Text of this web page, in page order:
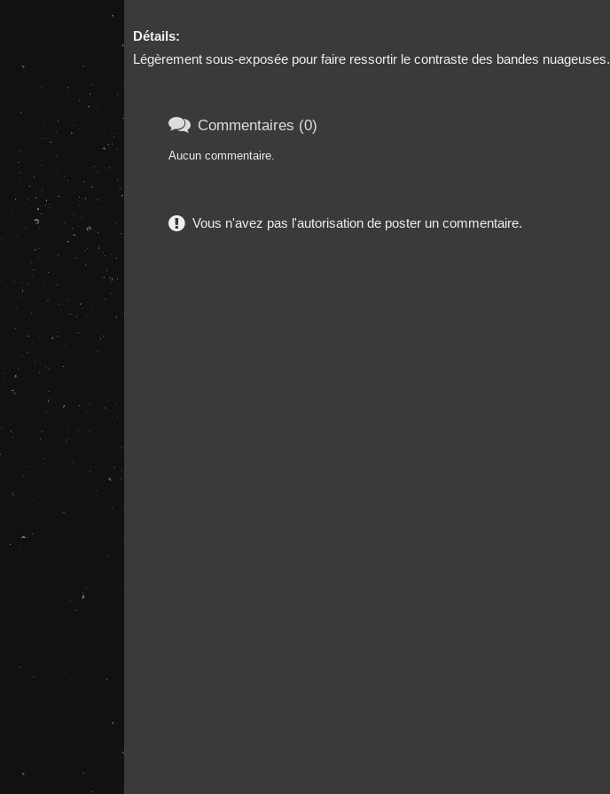
Détails:
Légèrement sous-exposée pour faire ressortir le contraste des bandes nuageuses.
 Commentaires (0)
Aucun commentaire.
Vous n'avez pas l'autorisation de poster un commentaire.